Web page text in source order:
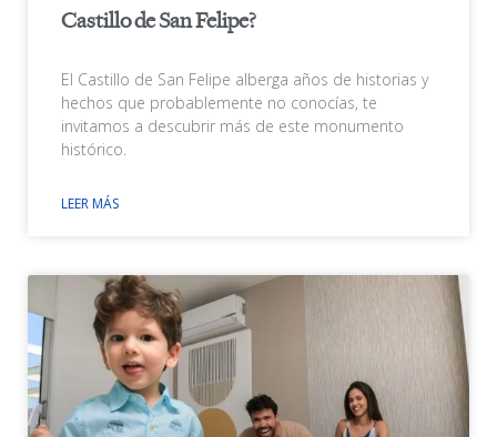
Castillo de San Felipe?
El Castillo de San Felipe alberga años de historias y
hechos que probablemente no conocías, te
invitamos a descubrir más de este monumento
histórico.
LEER MÁS